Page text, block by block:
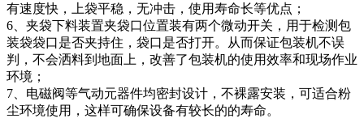
有速度快，上袋平稳，无冲击，使用寿命长等优点；
6、夹袋下料装置夹袋口位置装有两个微动开关，用于检测包
装袋袋口是否夹持住，袋口是否打开。从而保证包装机不误
判，不会洒料到地面上，改善了包装机的使用效率和现场作业
环境；
7、电磁阀等气动元器件均密封设计，不裸露安装，可适合粉
尘环境使用，这样可确保设备有较长的的寿命。